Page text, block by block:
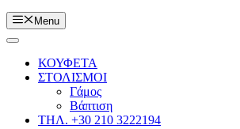
Menu
ΚΟΥΦΕΤΑ
ΣΤΟΛΙΣΜΟΙ
Γάμος
Βάπτιση
ΤΗΛ. +30 210 3222194